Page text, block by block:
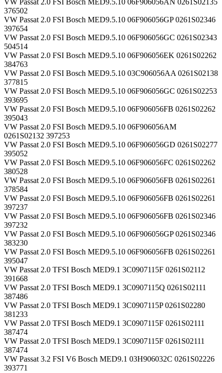
VW Passat 2.0 FSI Bosch MED9.5.10 06F906056AN 0261S02135
376502
VW Passat 2.0 FSI Bosch MED9.5.10 06F906056GP 0261S02346
397654
VW Passat 2.0 FSI Bosch MED9.5.10 06F906056GC 0261S02343
504514
VW Passat 2.0 FSI Bosch MED9.5.10 06F906056EK 0261S02262
384763
VW Passat 2.0 FSI Bosch MED9.5.10 03C906056AA 0261S02138
377815
VW Passat 2.0 FSI Bosch MED9.5.10 06F906056GC 0261S02253
393695
VW Passat 2.0 FSI Bosch MED9.5.10 06F906056FB 0261S02262
395043
VW Passat 2.0 FSI Bosch MED9.5.10 06F906056AM
0261S02132 397253
VW Passat 2.0 FSI Bosch MED9.5.10 06F906056GD 0261S02277
395052
VW Passat 2.0 FSI Bosch MED9.5.10 06F906056FC 0261S02262
380528
VW Passat 2.0 FSI Bosch MED9.5.10 06F906056FB 0261S02261
378584
VW Passat 2.0 FSI Bosch MED9.5.10 06F906056FB 0261S02261
397237
VW Passat 2.0 FSI Bosch MED9.5.10 06F906056FB 0261S02346
397232
VW Passat 2.0 FSI Bosch MED9.5.10 06F906056GP 0261S02346
383230
VW Passat 2.0 FSI Bosch MED9.5.10 06F906056FB 0261S02261
395047
VW Passat 2.0 TFSI Bosch MED9.1 3C0907115F 0261S02112
391668
VW Passat 2.0 TFSI Bosch MED9.1 3C0907115Q 0261S02111
387486
VW Passat 2.0 TFSI Bosch MED9.1 3C0907115P 0261S02280
381233
VW Passat 2.0 TFSI Bosch MED9.1 3C0907115F 0261S02111
387474
VW Passat 2.0 TFSI Bosch MED9.1 3C0907115F 0261S02111
387474
VW Passat 3.2 FSI V6 Bosch MED9.1 03H906032C 0261S02226
393771